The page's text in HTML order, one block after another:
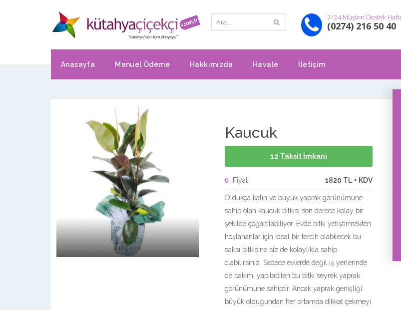
7/24 Müşteri Destek Hattı
(0274) 216 50 40
Anasayfa Manuel Ödeme Hakkımızda Havale İletişim
Kaucuk
12 Taksit İmkanı
Fiyat: 1820 TL + KDV
Oldukça kalın ve büyük yaprak görünümüne
sahip olan kaucuk bitkisi son derece kolay bir
şekilde çoğaltılabiliyor. Evde bitki yetiştirmekten
hoşlananlar için ideal bir tercih olabilecek bu
saksı bitkisine siz de kolaylıkla sahip
olabilirsiniz. Sadece evlerde değil iş yerlerinde
de bakımı yapılabilen bu bitki seyrek yaprak
görünümüne sahiptir. Ancak yaprak genişliği
büyük olduğundan her ortamda dikkat çekmeyi